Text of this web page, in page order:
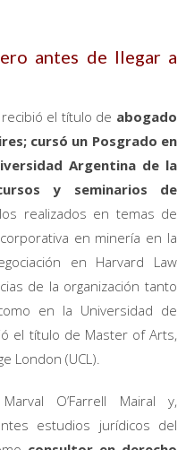
antes de llegar a
el título de abogado
cursó un Posgrado en
Argentina de la
y seminarios de
realizados en temas de
en minería en la
en Harvard Law
de la organización tanto
en la Universidad de
el título de Master of Arts,
London (UCL).
O’Farrell Mairal y,
estudios jurídicos del